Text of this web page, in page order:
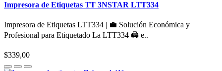
Impresora de Etiquetas TT 3NSTAR LTT334
Impresora de Etiquetas LTT334 | 💼 Solución Económica y
Profesional para Etiquetado La LTT334 🖨️ e..
$339,00